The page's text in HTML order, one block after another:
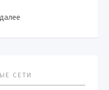
СЕТИ